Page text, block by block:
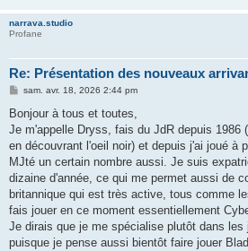
narrava.studio
Profane
Re: Présentation des nouveaux
M
s
a
g
sam. avr. 18, 2026 2:44 pm
Bonjour à tous et toutes,
Je m'appelle Dryss, fais du JdR depuis 1986
en découvrant l'oeil noir) et depuis j'ai joué à
MJté un certain nombre aussi. Je suis
dizaine d'année, ce qui me permet aussi de
britannique qui est très active, tous comme
fais jouer en ce moment essentiellement
Je dirais que je me spécialise plutôt dans
puisque je pense aussi bientôt faire jouer